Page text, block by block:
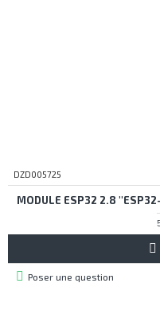
DZD005725
MODULE ESP32 2.8
Poser une question